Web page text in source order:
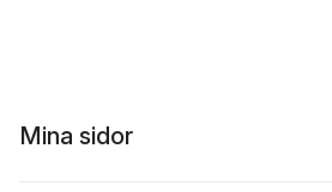
Mina sidor